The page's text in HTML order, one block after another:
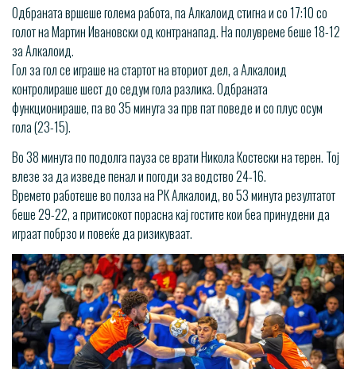
Одбраната вршеше голема работа, па Алкалоид стигна и со 17:10 со
голот на Мартин Ивановски од контранапад. На полувреме беше 18-12
за Алкалоид.
Гол за гол се играше на стартот на вториот дел, а Алкалоид
контролираше шест до седум гола разлика. Одбраната
функционираше, па во 35 минута за прв пат поведе и со плус осум
гола (23-15).
Во 38 минута по подолга пауза се врати Никола Костески на терен. Тој
влезе за да изведе пенал и погоди за водство 24-16.
Времето работеше во полза на РК Алкалоид, во 53 минута резултатот
беше 29-22, а притисокот порасна кај гостите кои беа принудени да
играат побрзо и повеќе да ризикуваат.